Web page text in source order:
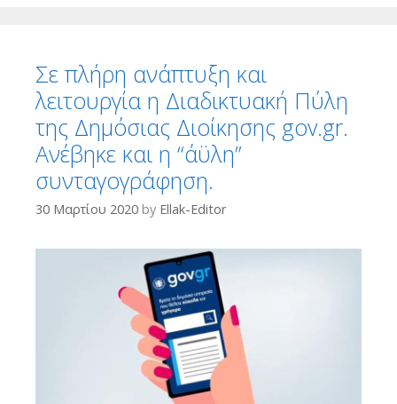
Σε πλήρη ανάπτυξη και
λειτουργία η Διαδικτυακή Πύλη
της Δημόσιας Διοίκησης gov.gr.
Ανέβηκε και η “άϋλη”
συνταγογράφηση.
30 Μαρτίου 2020 by Ellak-Editor